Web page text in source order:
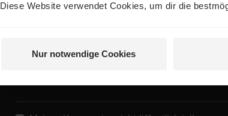
Diese Website verwendet Cookies, um dir die
Nur notwendige Cookies
Kommentar: